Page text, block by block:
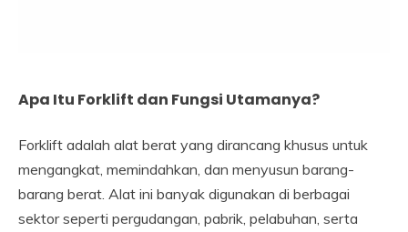
Apa Itu Forklift dan Fungsi Utamanya?
Forklift adalah alat berat yang dirancang khusus untuk
mengangkat, memindahkan, dan menyusun barang-
barang berat. Alat ini banyak digunakan di berbagai
sektor seperti pergudangan, pabrik, pelabuhan, serta